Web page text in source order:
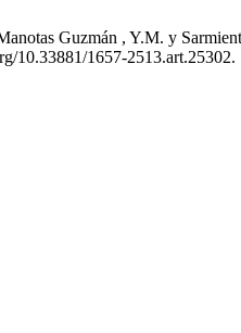
Guzmán , Y.M. y
10.33881/1657-2513.art.25302.